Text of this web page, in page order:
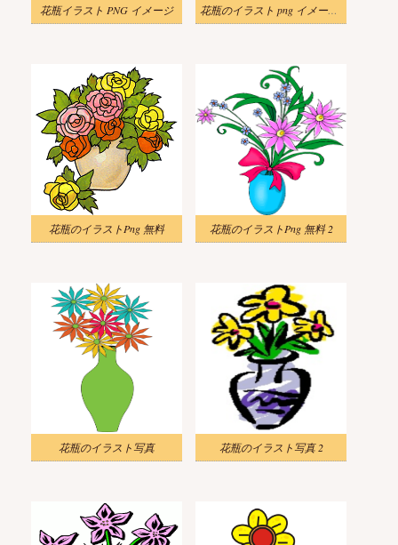
花瓶イラスト PNG イメージ 花瓶のイラスト png イメージ 2
花瓶のイラストPng 無料 花瓶のイラストPng 無料 2
花瓶のイラスト写真 花瓶のイラスト写真 2